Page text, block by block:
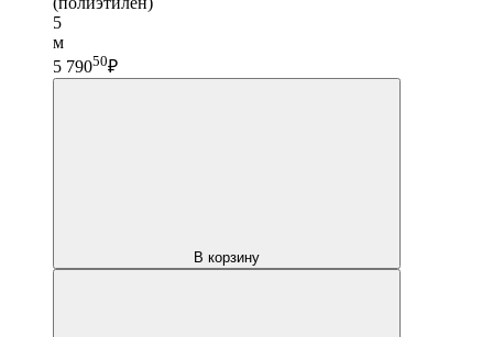
5
м
5 79050₽
В корзину